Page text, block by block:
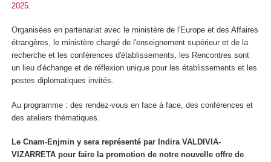
2025.
Organisées en partenariat avec le ministère de l'Europe et des Affaires
étrangères, le ministère chargé de l'enseignement supérieur et de la
recherche et les conférences d'établissements, les Rencontres sont
un lieu d'échange et de réflexion unique pour les établissements et les
postes diplomatiques invités.
Au programme : des rendez-vous en face à face, des conférences et
des ateliers thématiques.
Le Cnam-Enjmin y sera représenté par Indira VALDIVIA-
VIZARRETA pour faire la promotion de notre nouvelle offre de